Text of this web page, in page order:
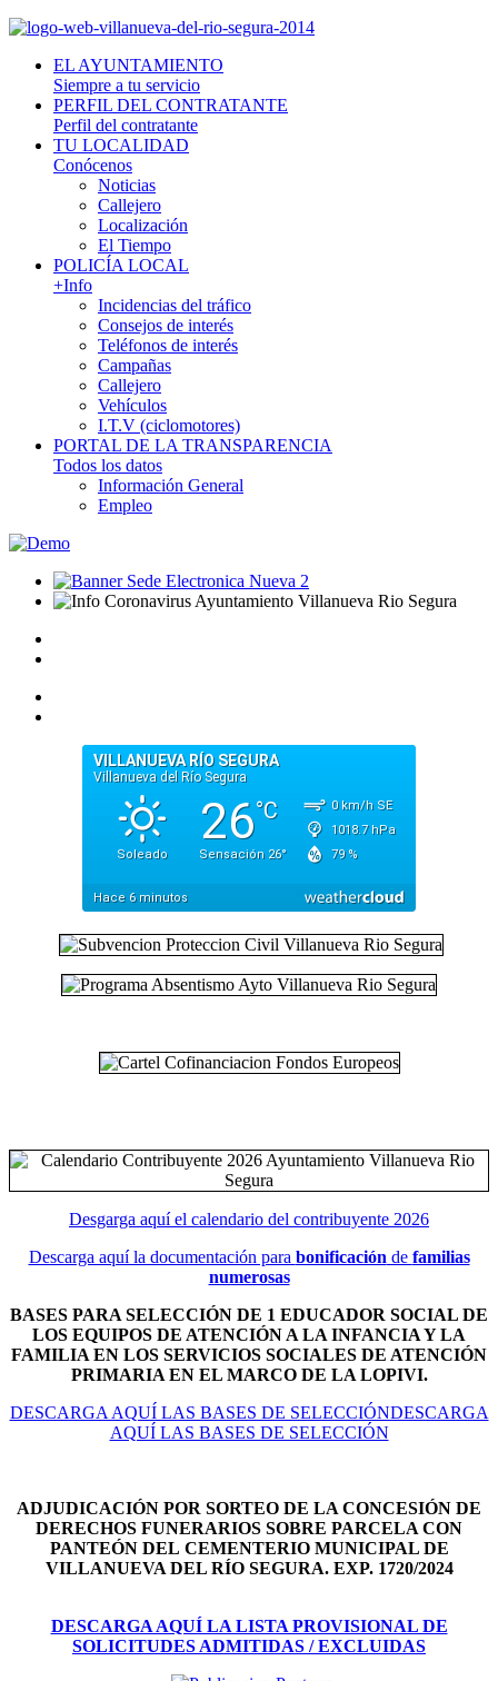
EL AYUNTAMIENTO
Siempre a tu servicio
PERFIL DEL CONTRATANTE
Perfil del contratante
TU LOCALIDAD
Conócenos
Noticias
Callejero
Localización
El Tiempo
POLICÍA LOCAL
+Info
Incidencias del tráfico
Consejos de interés
Teléfonos de interés
Campañas
Callejero
Vehículos
I.T.V (ciclomotores)
PORTAL DE LA TRANSPARENCIA
Todos los datos
Información General
Empleo
Desgarga aquí el calendario del contribuyente 2026
Descarga aquí la documentación para bonificación de familias
numerosas
BASES PARA SELECCIÓN DE 1 EDUCADOR SOCIAL DE
LOS EQUIPOS DE ATENCIÓN A LA INFANCIA Y LA
FAMILIA EN LOS SERVICIOS SOCIALES DE ATENCIÓN
PRIMARIA EN EL MARCO DE LA LOPIVI.
DESCARGA AQUÍ LAS BASES DE SELECCIÓNDESCARGA
AQUÍ LAS BASES DE SELECCIÓN
ADJUDICACIÓN POR SORTEO DE LA CONCESIÓN DE
DERECHOS FUNERARIOS SOBRE PARCELA CON
PANTEÓN DEL CEMENTERIO MUNICIPAL DE
VILLANUEVA DEL RÍO SEGURA. EXP. 1720/2024
DESCARGA AQUÍ LA LISTA PROVISIONAL DE
SOLICITUDES ADMITIDAS / EXCLUIDAS